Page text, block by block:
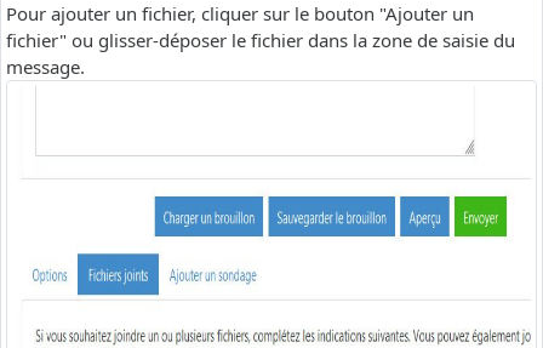
Pour ajouter un fichier, cliquer sur le bouton "Ajouter un
fichier" ou glisser-déposer le fichier dans la zone de saisie du
message.